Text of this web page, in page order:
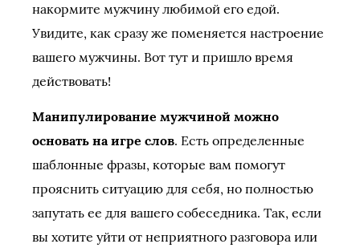
накормите мужчину любимой его едой.
Увидите, как сразу же поменяется настроение
вашего мужчины. Вот тут и пришло время
действовать!
Манипулирование мужчиной можно
основать на игре слов. Есть определенные
шаблонные фразы, которые вам помогут
прояснить ситуацию для себя, но полностью
запутать ее для вашего собеседника. Так, если
вы хотите уйти от неприятного разговора или